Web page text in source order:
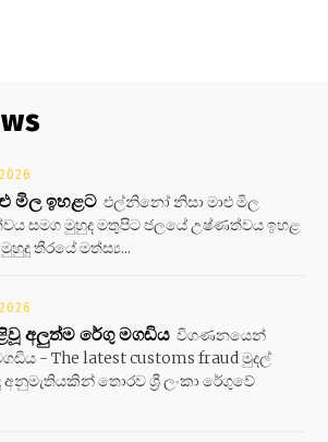
මිල ඉහළට එල්නිනෝ නිසා මාළු මිල
සමග මුහුද මතුපිට ජලයේ උෂ්ණත්වය ඉහළ
තීරයේ මත්ස්‍ය...
අලුත්ම රේගු මගඩිය විගණනයෙන්
- The latest customs fraud මුදල්
අනුමැතියකින් තොරව ශ්‍රී ලංකා රේගුවේ